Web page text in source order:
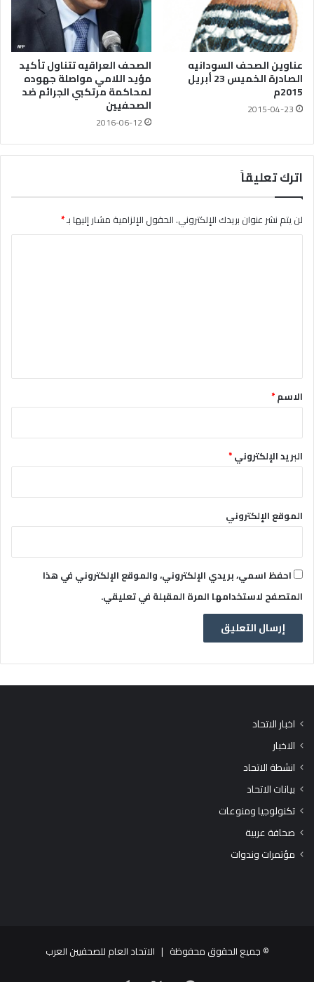
عناوين الصحف السودانيه
الصادرة الخميس 23 أبريل
2015م
2015-04-23
الصحف العراقيه تتناول تأكيد
مؤيد اللامي مواصلة جهوده
لمحاكمة مرتكبي الجرائم ضد
الصحفيين
2016-06-12
اترك تعليقاً
لن يتم نشر عنوان بريدك الإلكتروني.الحقول الإلزامية مشار إليها بـ*
*الاسم*
البريد الإلكتروني*
الموقع الإلكتروني
احفظ اسمي، بريدي الإلكتروني، والموقع الإلكتروني في هذا
المتصفح لاستخدامها المرة المقبلة في تعليقي.
اخبار الاتحاد
الاخبار
انشطة الاتحاد
بيانات الاتحاد
تكنولوجيا ومنوعات
صحافة عربية
مؤتمرات وندوات
© جميع الحقوق محفوظة | الاتحاد العام للصحفيين العرب